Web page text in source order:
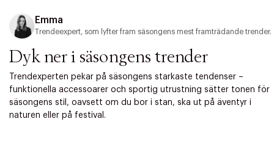
Emma
Trendeexpert, som lyfter fram säsongens mest framträdande trender.
Dyk ner i säsongens trender
Trendexperten pekar på säsongens starkaste tendenser –
funktionella accessoarer och sportig utrustning sätter tonen för
säsongens stil, oavsett om du bor i stan, ska ut på äventyr i
naturen eller på festival.